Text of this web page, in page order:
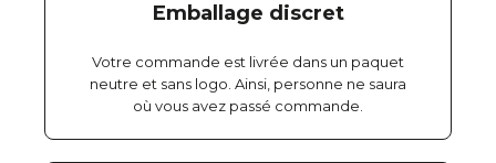
Emballage discret
Votre commande est livrée dans un paquet
neutre et sans logo. Ainsi, personne ne saura
où vous avez passé commande.